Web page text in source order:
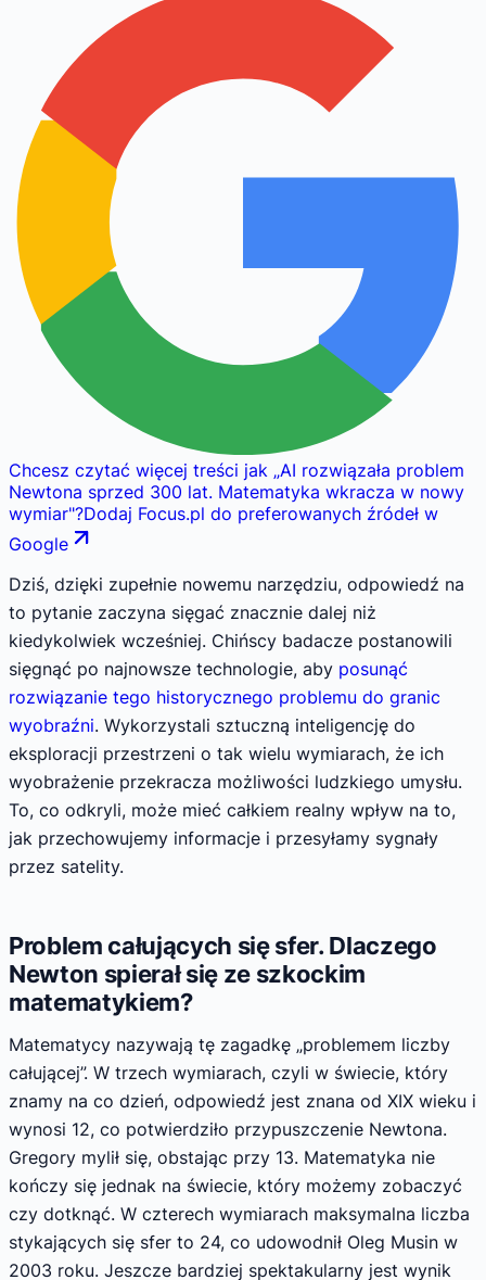
Chcesz czytać więcej treści jak „AI rozwiązała problem
Newtona sprzed 300 lat. Matematyka wkracza w nowy
wymiar"?Dodaj Focus.pl do preferowanych źródeł w
Google
Dziś, dzięki zupełnie nowemu narzędziu, odpowiedź na
to pytanie zaczyna sięgać znacznie dalej niż
kiedykolwiek wcześniej. Chińscy badacze postanowili
sięgnąć po najnowsze technologie, aby posunąć
rozwiązanie tego historycznego problemu do granic
wyobraźni. Wykorzystali sztuczną inteligencję do
eksploracji przestrzeni o tak wielu wymiarach, że ich
wyobrażenie przekracza możliwości ludzkiego umysłu.
To, co odkryli, może mieć całkiem realny wpływ na to,
jak przechowujemy informacje i przesyłamy sygnały
przez satelity.
Problem całujących się sfer. Dlaczego
Newton spierał się ze szkockim
matematykiem?
Matematycy nazywają tę zagadkę „problemem liczby
całującej”. W trzech wymiarach, czyli w świecie, który
znamy na co dzień, odpowiedź jest znana od XIX wieku i
wynosi 12, co potwierdziło przypuszczenie Newtona.
Gregory mylił się, obstając przy 13. Matematyka nie
kończy się jednak na świecie, który możemy zobaczyć
czy dotknąć. W czterech wymiarach maksymalna liczba
stykających się sfer to 24, co udowodnił Oleg Musin w
2003 roku. Jeszcze bardziej spektakularny jest wynik